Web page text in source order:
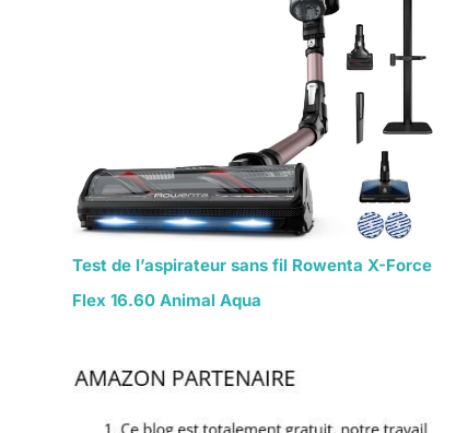
Test de l’aspirateur sans fil Rowenta X-Force
Flex 16.60 Animal Aqua